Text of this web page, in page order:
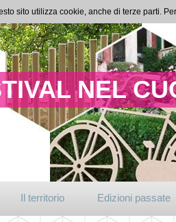
NEL
Il territorio Edizioni passate
sito utilizza cookie, anche di terze parti.